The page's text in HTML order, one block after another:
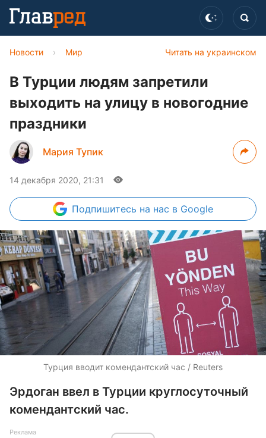
Читать на украинском
Новости › Мир
В Турции людям запретили
выходить на улицу в новогодние
праздники​
Мария Тупик
14 декабря 2020, 21:31
Подпишитесь на нас в Google
Турция вводит комендантский час / Reuters
Эрдоган ввел в Турции круглосуточный
комендантский час.
Реклама